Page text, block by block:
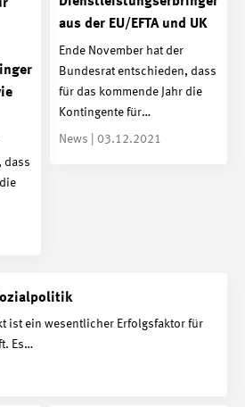
aus der EU/EFTA und UK
Ende November hat der
Bundesrat entschieden, dass
für das kommende Jahr die
Kontingente für…
News | 03.12.2021
dass
ist ein wesentlicher Erfolgsfaktor für
Es…